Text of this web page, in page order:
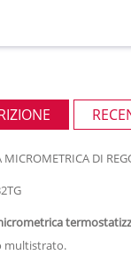
MICROMETRICA DI
multistrato.